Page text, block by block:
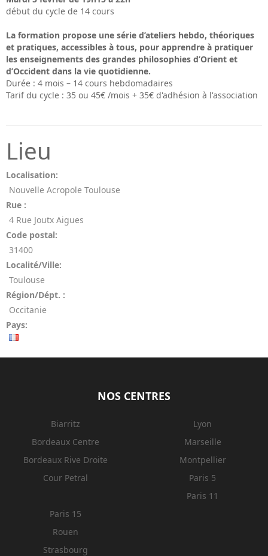
début du cycle de 14 cours
La formation propose une série d’ateliers hebdo, théoriques
et pratiques, accessibles à tous, pour apprendre à pratiquer
les enseignements des grandes philosophies d’Orient et
d’Occident dans la vie quotidienne.
Durée : 4 mois – 14 cours hebdomadaires
Tarif du cycle : 35 ou 45€ /mois + 35€ d'adhésion à l'association
Lieu
Localisation:
Nouvelle Acropole Toulouse
Rue :
4 Rue Joutx Aigues
Code postal:
31400
Localité/Ville:
Toulouse
Région/Dépt. :
Occitanie
Pays:
NOS CENTRES
Biarritz
Bordeaux Centre
Bordeaux Rive Droite
Cour Petral
Lyon
Marseille
Montpellier
Paris 5
Paris 11
Paris 15
Rouen
Strasbourg